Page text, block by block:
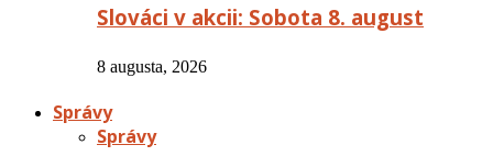
Slováci v akcii: Sobota 8. august
8 augusta, 2026
Správy
Správy